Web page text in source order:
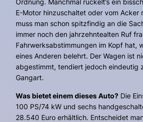
Ordnung. Manchmal ruckelt’s ein
E-Motor hinzuschaltet oder vom Acker
muss man schon spitzfindig an die
immer noch den jahrzehntealten Ruf
Fahrwerksabstimmungen im Kopf hat,
eines Anderen belehrt. Der Wagen ist
abgestimmt, tendiert jedoch eindeutig
Gangart.
Was bietet einem dieses Auto? Die
100 PS/74 kW und sechs
28.540 Euro erhältlich. Entscheidet